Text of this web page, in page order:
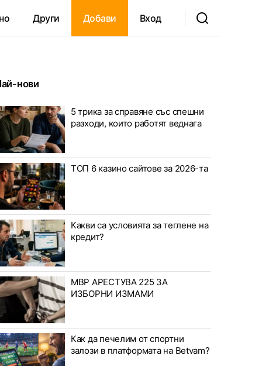
Други Добави Вход
нови
5 трика за справяне със спешни
разходи, които работят веднага
ТОП 6 казино сайтове за 2026-та
Какви са условията за теглене на
кредит?
МВР АРЕСТУВА 225 ЗА
ИЗБОРНИ ИЗМАМИ
Как да печелим от спортни
залози в платформата на Betvam?